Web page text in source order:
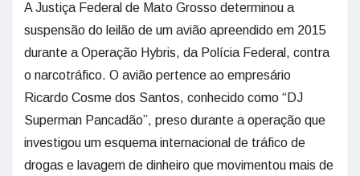
A Justiça Federal de Mato Grosso determinou a
suspensão do leilão de um avião apreendido em 2015
durante a Operação Hybris, da Polícia Federal, contra
o narcotráfico. O avião pertence ao empresário
Ricardo Cosme dos Santos, conhecido como “DJ
Superman Pancadão”, preso durante a operação que
investigou um esquema internacional de tráfico de
drogas e lavagem de dinheiro que movimentou mais de